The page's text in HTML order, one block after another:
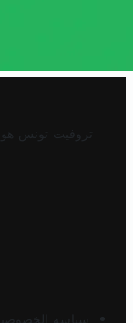
تروفيت تونس هو
سياسة